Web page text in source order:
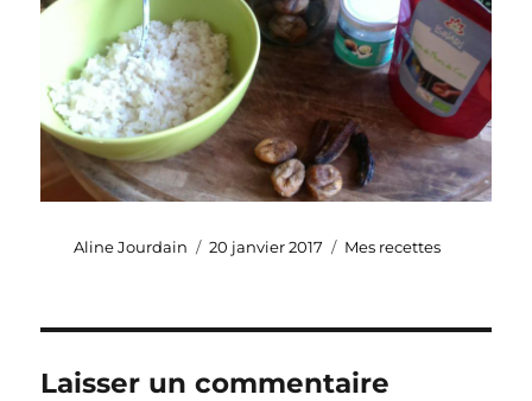
Auteur
Aline Jourdain
Publié
20 janvier 2017 Catégories
Mes recettes
Laisser un commentaire